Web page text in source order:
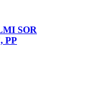
SOR
PP